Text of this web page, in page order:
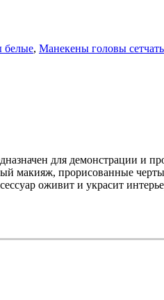
белые, Манекены головы
для демонстрации и
макияж, прорисованные
оживит и украсит